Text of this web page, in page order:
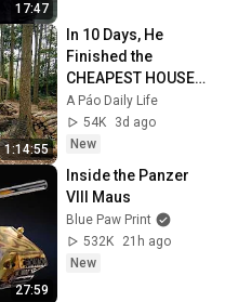
17:47
1:14:55
In 10 Days, He
Finished the
CHEAPEST HOUSE
in the Forest Using
Simple Bushcraft
Building Skills
A Páo Daily Life
54K
3d ago
New
27:59
Inside the Panzer
VIII Maus
Blue Paw Print
532K
21h ago
New